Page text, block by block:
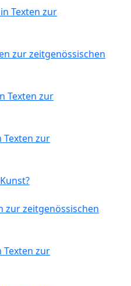
Texten zur
zur zeitgenössischen
Texten zur
Texten zur
zur zeitgenössischen
Texten zur